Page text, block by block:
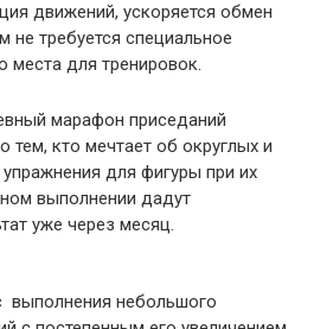
движений, ускоряется обмен
не требуется специальное
места для тренировок.
марафон приседаний
тем, кто мечтает об округлых и
упражнения для фигуры при их
выполнении дадут
уже через месяц.
выполнения небольшого